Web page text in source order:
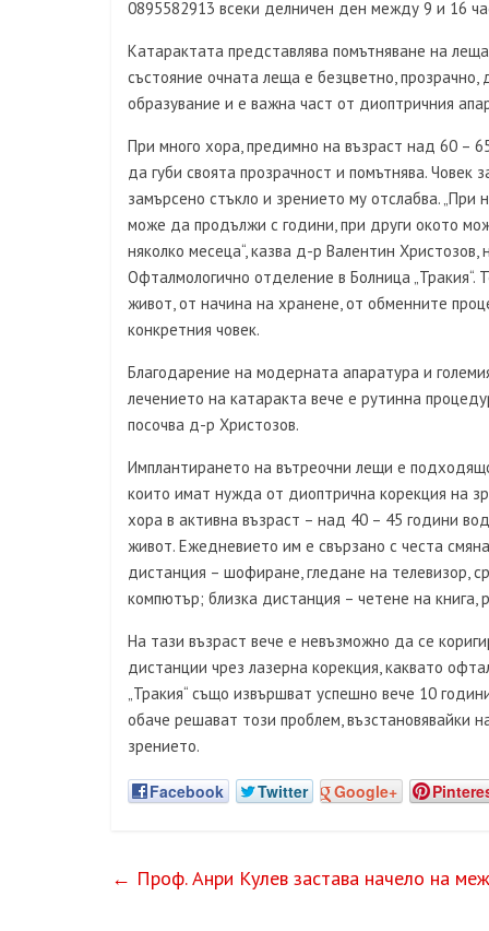
0895582913 всеки делничен ден между 9 и 16
Катарактата представлява помътняване на
състояние очната леща е безцветно, прозрачно,
образувание и е важна част от диоптричния
При много хора, предимно на възраст над 60 –
да губи своята прозрачност и помътнява. Човек
замърсено стъкло и зрението му отслабва. „При
може да продължи с години, при други окото
няколко месеца“, казва д-р Валентин Христозов,
Офталмологично отделение в Болница „Тракия“.
живот, от начина на хранене, от обменните
конкретния човек.
Благодарение на модерната апаратура и
лечението на катаракта вече е рутинна
посочва д-р Христозов.
Имплантирането на вътреочни лещи е
които имат нужда от диоптрична корекция на
хора в активна възраст – над 40 – 45 години
живот. Ежедневието им е свързано с честа
дистанция – шофиране, гледане на телевизор,
компютър; близка дистанция – четене на книга,
На тази възраст вече е невъзможно да се
дистанции чрез лазерна корекция, каквато
„Тракия“ също извършват успешно вече 10
обаче решават този проблем, възстановявайки
зрението.
Facebook Twitter Google+
← Проф. Анри Кулев застава начело на